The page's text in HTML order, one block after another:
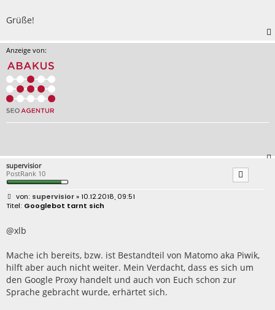
Grüße!
Anzeige von:
supervisior
PostRank 10
B
e
r
a
supervisior» 10.12.2018, 09:51
Googlebot tarnt sich
@xlb
Mache ich bereits, bzw. ist Bestandteil von Matomo aka Piwik,
hilft aber auch nicht weiter. Mein Verdacht, dass es sich um
den Google Proxy handelt und auch von Euch schon zur
Sprache gebracht wurde, erhärtet sich.